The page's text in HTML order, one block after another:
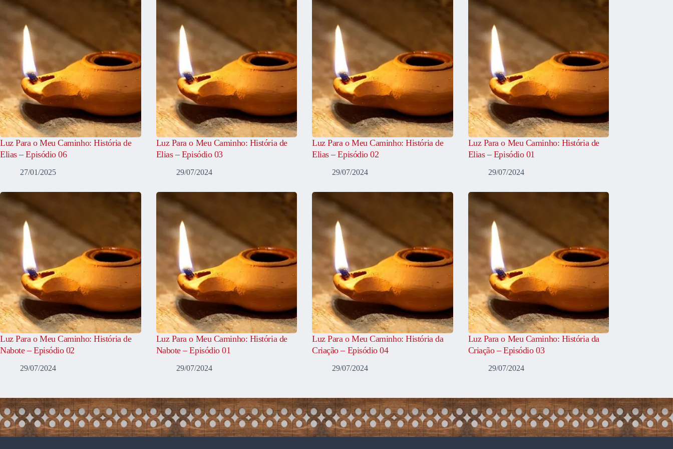
Luz Para o Meu Caminho: História de
Elias – Episódio 06
27/01/2025
Luz Para o Meu Caminho: História de
Elias – Episódio 03
29/07/2024
Luz Para o Meu Caminho: História de
Elias – Episódio 02
29/07/2024
Luz Para o Meu Caminho: História de
Elias – Episódio 01
29/07/2024
Luz Para o Meu Caminho: História de
Nabote – Episódio 02
29/07/2024
Luz Para o Meu Caminho: História de
Nabote – Episódio 01
29/07/2024
Luz Para o Meu Caminho: História da
Criação – Episódio 04
29/07/2024
Luz Para o Meu Caminho: História da
Criação – Episódio 03
29/07/2024